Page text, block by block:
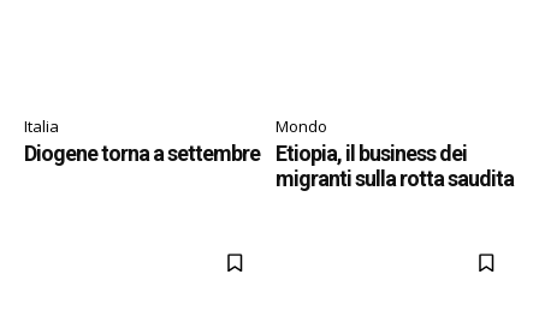
Italia
Diogene torna a settembre
Mondo
Etiopia, il business dei
migranti sulla rotta saudita